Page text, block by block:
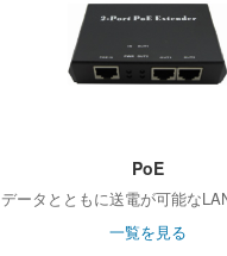
PoE
データとともに送電が可能な
一覧を見る